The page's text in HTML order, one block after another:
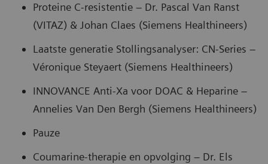
Proteine C-resistentie – Dr. Pascal Van Ranst
(VITAZ) & Johan Claes (Siemens Healthineers)
Laatste generatie Stollingsanalyser: CN-Series –
Véronique Steyaert (Siemens Healthineers)
INNOVANCE Anti-Xa voor DOAC & Heparine –
Annelies Van Den Bergh (Siemens Healthineers)
Pauze
Coumarine-therapie en opvolging – Dr. Els